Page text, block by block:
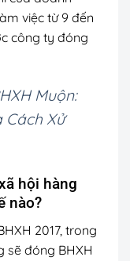
việc từ 9 đến
công ty đóng
Muộn:
Cách Xử
hội hàng
nào?
2017, trong
sẽ đóng BHXH